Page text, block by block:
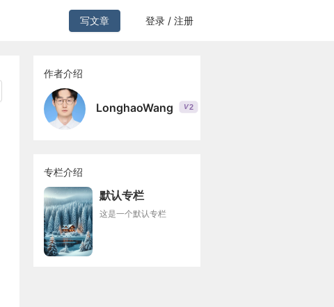
写文章 登录 / 注册
作者介绍
LonghaoWang V2
专栏介绍
默认专栏
这是一个默认专栏